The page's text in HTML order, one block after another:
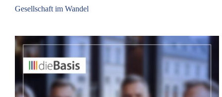
Gesellschaft im Wandel